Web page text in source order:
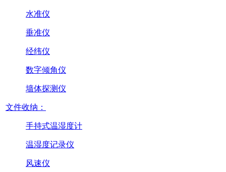
水准仪
垂准仪
经纬仪
数字倾角仪
墙体探测仪
文件收纳：
手持式温湿度计
温湿度记录仪
风速仪